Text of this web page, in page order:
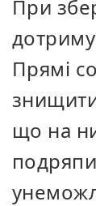
При
Прямі
що на